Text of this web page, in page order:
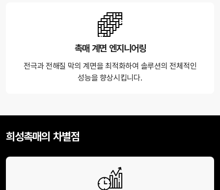
촉매 계면 엔지니어링
전극과 전해질 막의 계면을 최적화하여 솔루션의 전체적인
성능을 향상시킵니다.
희성촉매의 차별점